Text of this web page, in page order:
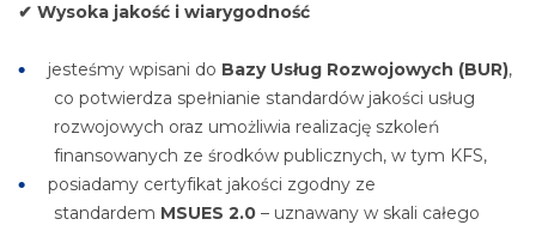
✔ Wysoka jakość i wiarygodność
jesteśmy wpisani do Bazy Usług Rozwojowych (BUR),
co potwierdza spełnianie standardów jakości usług
rozwojowych oraz umożliwia realizację szkoleń
finansowanych ze środków publicznych, w tym KFS,
posiadamy certyfikat jakości zgodny ze
standardem MSUES 2.0 – uznawany w skali całego